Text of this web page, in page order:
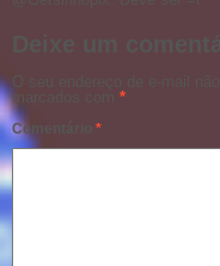
O seu endereço de e-mail
marcados com *
Comentário *